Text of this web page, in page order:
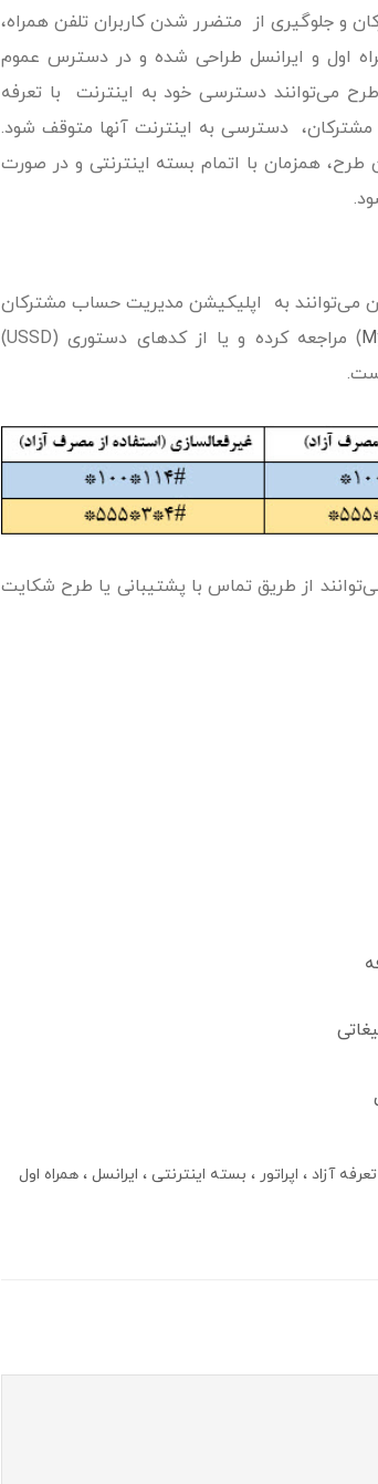
و جلوگیری از متضرر شدن کاربران تلفن همراه،
اول و ایرانسل طراحی شده و در دسترس عموم
می‌توانند دسترسی خود به اینترنت با تعرفه
مشترکان، دسترسی به اینترنت آنها متوقف شود.
همزمان با اتمام بسته اینترنتی و در صورت
می‌توانند به اپلیکیشن مدیریت حساب مشترکان
) مراجعه کرده و یا از کدهای دستوری (USSD)
از طریق تماس با پشتیبانی یا طرح شکایت
تعرفه آزاد اپراتور بسته اینترنتی ایرانسل همراه اول